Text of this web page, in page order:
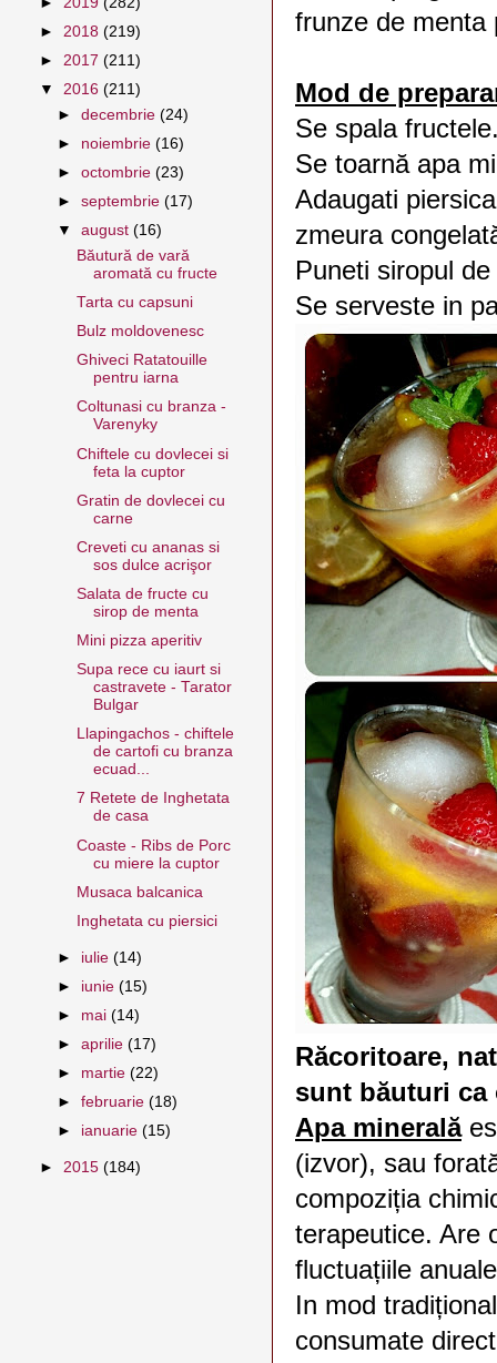
frunze de menta
Mod de
Se spala
Se toarnă apa
Adaugati
zmeura
Puneti siropul
Se serveste in
Răcoritoare,
sunt băuturi ca
Apa minerală
(izvor), sau
compoziția
terapeutice. Are
fluctuațiile
In mod
consumate
► 2018 (219)
► 2017 (211)
▼ 2016 (211)
►decembrie(24)
► noiembrie(16)
►octombrie(23)
►septembrie(17)
▼august(16)
Băutură de vară
aromată cu fructe
Tarta cu capsuni
Bulz moldovenesc
Ghiveci Ratatouille
pentru iarna
Coltunasi cu branza -
Varenyky
Chiftele cu dovlecei si
feta la cuptor
Gratin de dovlecei cu
carne
Creveti cu ananas si
sos dulce acrişor
Salata de fructe cu
sirop de menta
Mini pizza aperitiv
Supa rece cu iaurt si
castravete - Tarator
Bulgar
Llapingachos - chiftele
de cartofi cu branza
ecuad...
7 Retete de Inghetata
de casa
Coaste - Ribs de Porc
cu miere la cuptor
Musaca balcanica
Inghetata cu piersici
► iulie(14)
► iunie(15)
► mai(14)
►aprilie(17)
► martie(22)
►februarie(18)
► ianuarie(15)
► 2015 (184)